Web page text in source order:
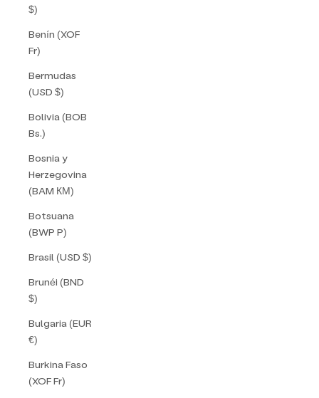
$)
Benín (XOF
Fr)
Bermudas
(USD $)
Bolivia (BOB
Bs.)
Bosnia y
Herzegovina
(BAM КМ)
Botsuana
(BWP P)
Brasil (USD $)
Brunéi (BND
$)
Bulgaria (EUR
€)
Burkina Faso
(XOF Fr)